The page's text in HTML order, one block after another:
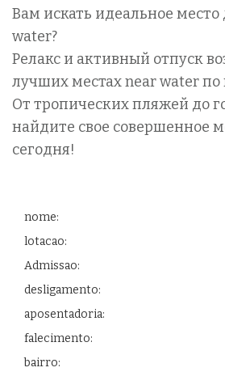
Вам искать идеальное
water?
Релакс и активный отпуск
лучших местах near water по
От тропических пляжей до
найдите свое совершенное
сегодня!
nome:
lotacao:
Admissao:
desligamento:
aposentadoria:
falecimento:
bairro: